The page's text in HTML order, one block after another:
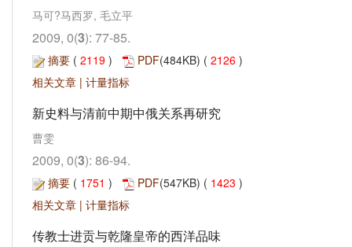
马可?马西罗, 毛立平
2009, 0(3): 77-85.
摘要 ( 2119 ) PDF(484KB) ( 2126 )
相关文章 | 计量指标
新史料与清前中期中俄关系再研究
曹雯
2009, 0(3): 86-94.
摘要 ( 1751 ) PDF(547KB) ( 1423 )
相关文章 | 计量指标
传教士进贡与乾隆皇帝的西洋品味